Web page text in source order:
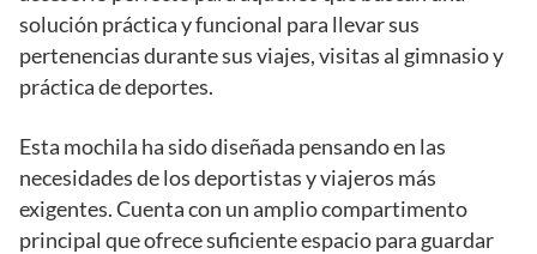
solución práctica y funcional para llevar sus
pertenencias durante sus viajes, visitas al gimnasio y
práctica de deportes.
Esta mochila ha sido diseñada pensando en las
necesidades de los deportistas y viajeros más
exigentes. Cuenta con un amplio compartimento
principal que ofrece suficiente espacio para guardar